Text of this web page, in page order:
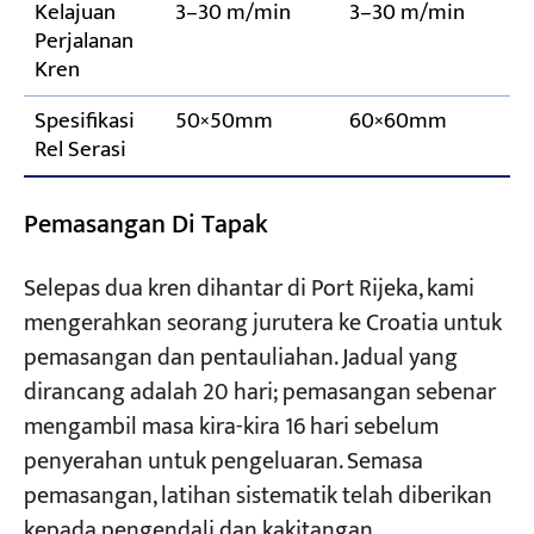
Kelajuan
Perjalanan
Kren
3–30 m/min 3–30 m/min
Spesifikasi
Rel Serasi
50×50mm 60×60mm
Pemasangan Di Tapak
Selepas dua kren dihantar di Port Rijeka, kami
mengerahkan seorang jurutera ke Croatia untuk
pemasangan dan pentauliahan. Jadual yang
dirancang adalah 20 hari; pemasangan sebenar
mengambil masa kira-kira 16 hari sebelum
penyerahan untuk pengeluaran. Semasa
pemasangan, latihan sistematik telah diberikan